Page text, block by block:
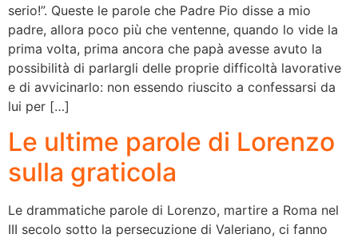
serio!”. Queste le parole che Padre Pio disse a mio
padre, allora poco più che ventenne, quando lo vide la
prima volta, prima ancora che papà avesse avuto la
possibilità di parlargli delle proprie difficoltà lavorative
e di avvicinarlo: non essendo riuscito a confessarsi da
lui per […]
Le ultime parole di Lorenzo
sulla graticola
Le drammatiche parole di Lorenzo, martire a Roma nel
III secolo sotto la persecuzione di Valeriano, ci fanno